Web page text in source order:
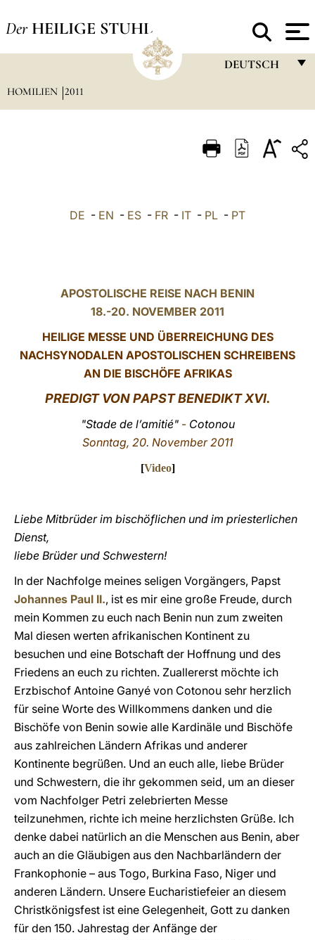
Der HEILIGE STUHL
DEUTSCH
ITALIANO
中文
LATINE
HOMILIEN 2011
DE - EN - ES - FR - IT - PL - PT
APOSTOLISCHE REISE NACH BENIN
18.-20. NOVEMBER 2011
HEILIGE MESSE UND ÜBERREICHUNG DES
NACHSYNODALEN APOSTOLISCHEN SCHREIBENS
AN DIE BISCHÖFE AFRIKAS
PREDIGT VON PAPST BENEDIKT XVI.
"Stade de l’amitié"-Cotonou
Sonntag, 20. November 2011
[Video]
Liebe Mitbrüder im bischöflichen und im priesterlichen
Dienst,
liebe Brüder und Schwestern!
In der Nachfolge meines seligen Vorgängers, Papst
Johannes Paul II., ist es mir eine große Freude, durch
mein Kommen zu euch nach Benin nun zum zweiten
Mal diesen werten afrikanischen Kontinent zu
besuchen und eine Botschaft der Hoffnung und des
Friedens an euch zu richten. Zuallererst möchte ich
Erzbischof Antoine Ganyé von Cotonou sehr herzlich
für seine Worte des Willkommens danken und die
Bischöfe von Benin sowie alle Kardinäle und Bischöfe
aus zahlreichen Ländern Afrikas und anderer
Kontinente begrüßen. Und an euch alle, liebe Brüder
und Schwestern, die ihr gekommen seid, um an dieser
vom Nachfolger Petri zelebrierten Messe
teilzunehmen, richte ich meine herzlichsten Grüße. Ich
denke dabei natürlich an die Menschen aus Benin, aber
auch an die Gläubigen aus den Nachbarländern der
Frankophonie – aus Togo, Burkina Faso, Niger und
anderen Ländern. Unsere Eucharistiefeier an diesem
Christkönigsfest ist eine Gelegenheit, Gott zu danken
für den 150. Jahrestag der Anfänge der